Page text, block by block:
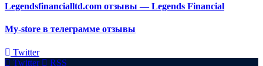
Legendsfinancialltd.com отзывы — Legends Financial
My-store в телеграмме отзывы
Twitter
Twitter
RSS